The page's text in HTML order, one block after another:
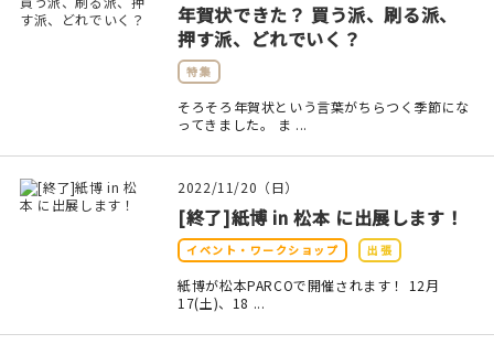
年賀状できた？ 買う派、刷る派、
押す派、どれでいく？
特集
そろそろ年賀状という言葉がちらつく季節にな
ってきました。 ま ...
2022/11/20（日）
[終了]紙博 in 松本 に出展します！
イベント・ワークショップ 出張
紙博が松本PARCOで開催されます！ 12月
17(土)、18 ...